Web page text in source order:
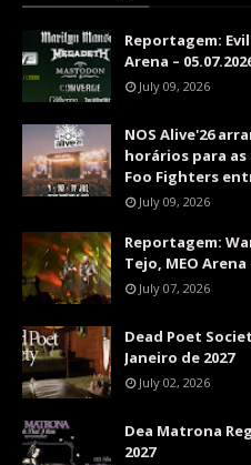
Reportagem: Evil
Arena –
July 09, 2026
NOS Alive'26
horários para as
Foo Fighters
July 09, 2026
Reportagem:
Tejo, MEO Arena
July 07, 2026
Dead Poet
Janeiro de 2027
July 02, 2026
Dea Matrona
2027